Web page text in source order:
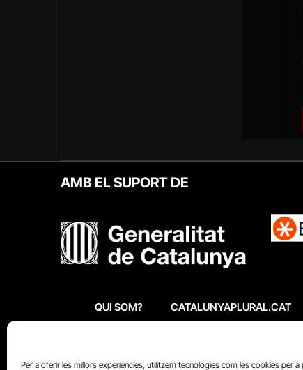
Per a oferir les millors experiències, utilitzem tecnologies com les cookies per a
AMB EL SUPORT DE
QUI SOM? CATALUNYAPLURAL.CAT